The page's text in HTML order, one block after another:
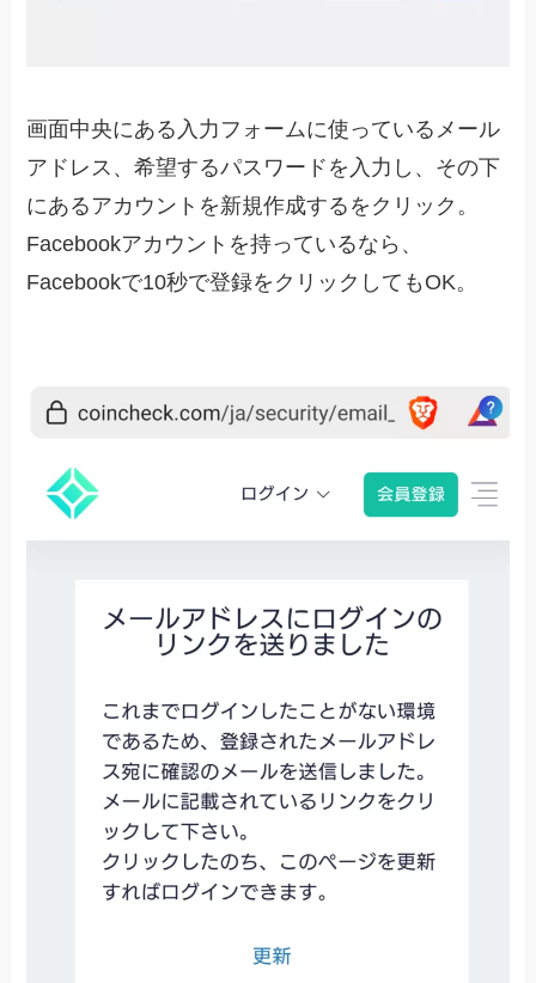
画面中央にある入力フォームに使っているメール
アドレス、希望するパスワードを入力し、その下
にあるアカウントを新規作成するをクリック。
Facebookアカウントを持っているなら、
Facebookで10秒で登録をクリックしてもOK。